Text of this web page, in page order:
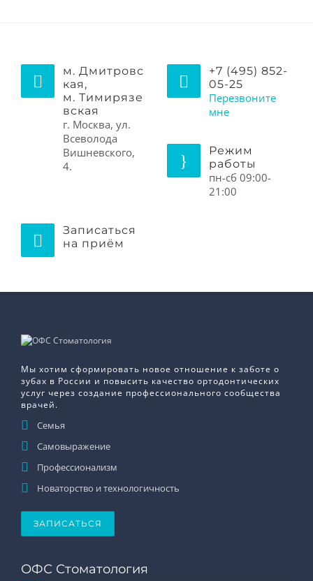
м. Дмитровс
кая,
м. Тимирязе
вская
г. Москва, ул.
Всеволода
Вишневского,
4.
+7 (495) 852-
05-25
Перезвоните
мне
Режим
работы
пн-сб 09:00-
21:00
Записаться
на приём
Мы хотим сформировать новое отношение к заботе о
зубах в России и повысить качество ортодонтических
услуг через создание профессионального сообщества
врачей.
Семья
Самовыражение
Профессионализм
Новаторство и технологичность
ЗАПИСАТЬСЯ
ОФС Стоматология